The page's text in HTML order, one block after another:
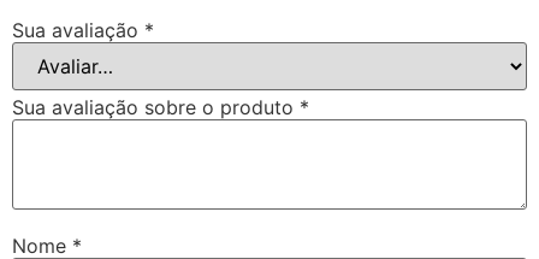
Sua avaliação *
Sua avaliação sobre o produto *
Nome *